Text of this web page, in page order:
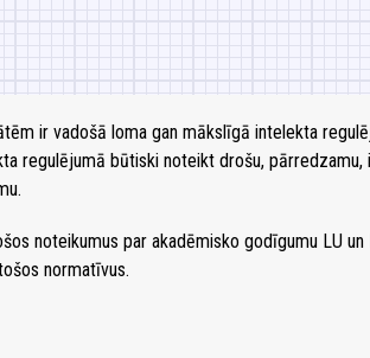
ir vadošā loma gan mākslīgā intelekta
regulējumā būtiski noteikt drošu, pārredzamu,
noteikumus par akadēmisko godīgumu LU un
normatīvus.